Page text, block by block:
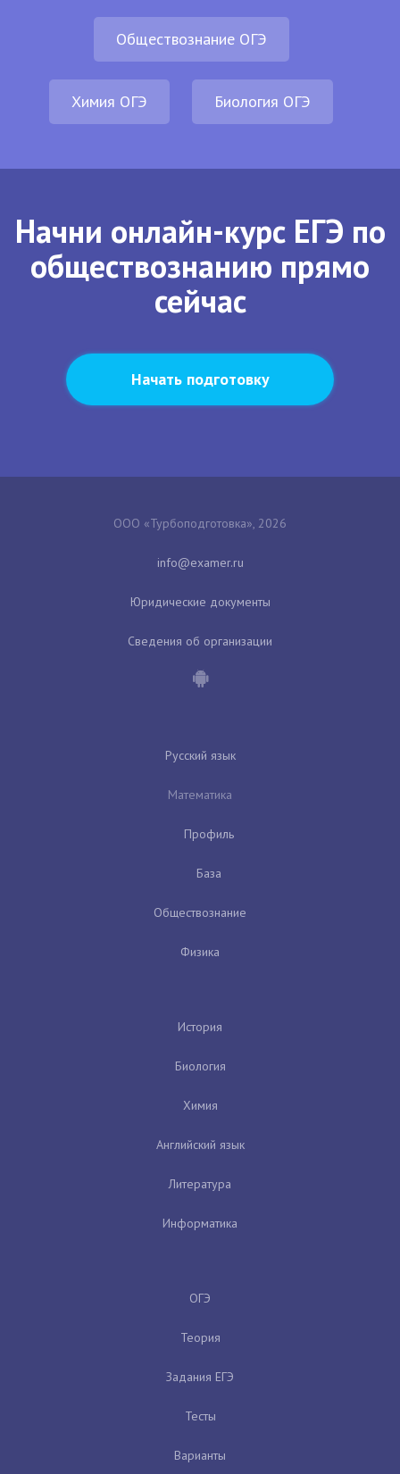
Обществознание ОГЭ
Химия ОГЭ Биология ОГЭ
Начни онлайн-курс ЕГЭ по
обществознанию прямо
сейчас
Начать подготовку
ООО «Турбоподготовка», 2026
Юридические документы
Сведения об организации
Русский язык
Математика
Профиль
База
Обществознание
Физика
История
Биология
Химия
Английский язык
Литература
Информатика
ОГЭ
Теория
Задания ЕГЭ
Тесты
Варианты